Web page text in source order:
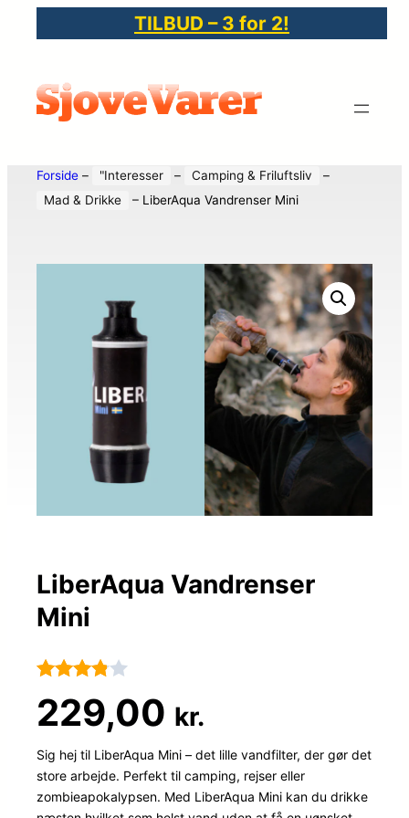
TILBUD – 3 for 2!
Forside – "Interesser – Camping & Friluftsliv
–
Mad & Drikke
– LiberAqua Vandrenser Mini
LiberAqua Vandrenser
Mini
som
3.8 ud
af 5
baseret
229,00 kr.
Sig hej til LiberAqua Mini – det lille vandfilter, der gør det
store arbejde. Perfekt til camping, rejser eller
zombieapokalypsen. Med LiberAqua Mini kan du drikke